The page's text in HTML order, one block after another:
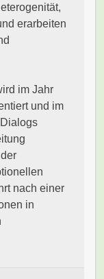
erarbeiten
im Jahr
und im
nach einer
in